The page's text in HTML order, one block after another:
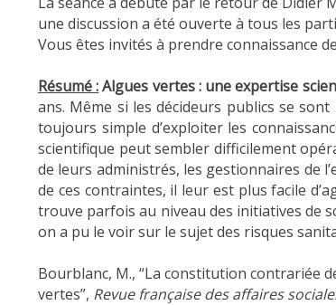
une discussion a été ouverte à tous les
Vous êtes invités à prendre connaissance
Résumé : Algues vertes : une expertise
ans. Même si les décideurs publics se
toujours simple d’exploiter les
scientifique peut sembler difficilement
de leurs administrés, les gestionnaires de
de ces contraintes, il leur est plus facile
trouve parfois au niveau des initiatives de
on a pu le voir sur le sujet des risques
Bourblanc, M., “La constitution contrariée
vertes”, Revue française des affaires